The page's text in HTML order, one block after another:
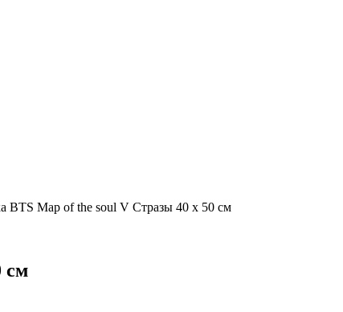
BTS Map of the soul V Стразы 40 х 50 см
см